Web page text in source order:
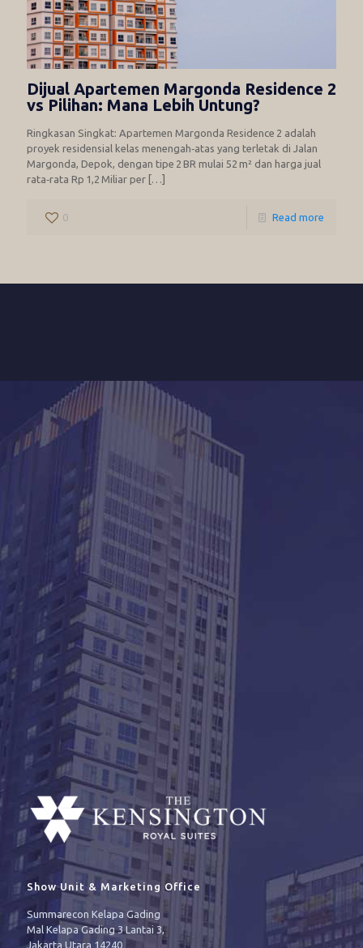
Dijual Apartemen Margonda Residence 2
vs Pilihan: Mana Lebih Untung?
Ringkasan Singkat: Apartemen Margonda Residence 2 adalah
proyek residensial kelas menengah‑atas yang terletak di Jalan
Margonda, Depok, dengan tipe 2 BR mulai 52 m² dan harga jual
rata‑rata Rp 1,2 Miliar per […]
0 Read more
Show Unit & Marketing Office
Summarecon Kelapa Gading
Mal Kelapa Gading 3 Lantai 3,
Jakarta Utara 14240